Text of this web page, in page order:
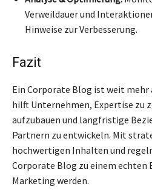
Verweildauer und
Hinweise zur Verbesserung.
Fazit
Ein Corporate Blog ist weit
hilft Unternehmen, Expertise zu
aufzubauen und langfristige
Partnern zu entwickeln. Mit
hochwertigen Inhalten und
Corporate Blog zu einem
Marketing werden.